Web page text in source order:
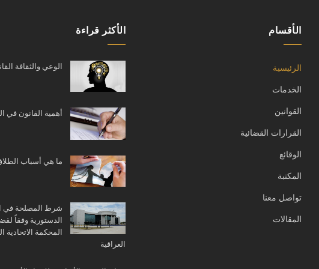
الأقسام
الرئيسية
الخدمات
القوانين
القرارات القضائية
الوقائع
المكتبة
تواصل معنا
المقالات
الأكثر قراءة
الوعي والثقافة
أهمية القانون في
ما هي أسباب
شرط المصلحة في
الدستورية وفقاً
المحكمة الاتحادية
العراقية